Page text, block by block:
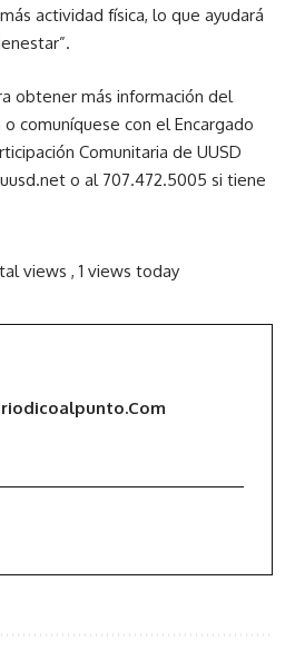
actividad física, lo que ayudará
obtener más información del
comuníquese con el Encargado
Comunitaria de UUSD
o al 707.472.5005 si tiene
views , 1 views today